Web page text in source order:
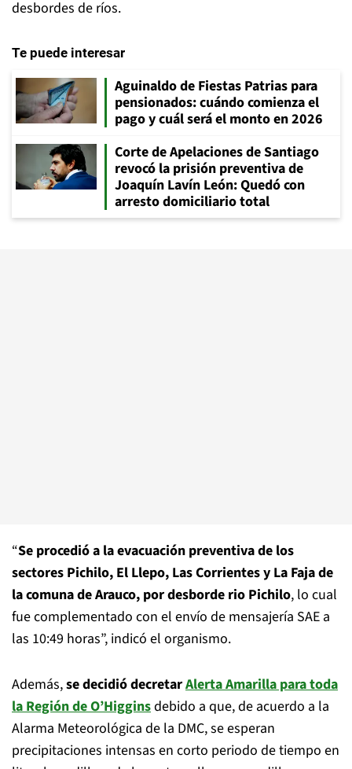
desbordes de ríos.
Te puede interesar
Aguinaldo de Fiestas Patrias para
pensionados: cuándo comienza el
pago y cuál será el monto en 2026
Corte de Apelaciones de Santiago
revocó la prisión preventiva de
Joaquín Lavín León: Quedó con
arresto domiciliario total
“Se procedió a la evacuación preventiva de los
sectores Pichilo, El Llepo, Las Corrientes y La Faja de
la comuna de Arauco, por desborde rio Pichilo, lo cual
fue complementado con el envío de mensajería SAE a
las 10:49 horas”, indicó el organismo.
Además,se decidió decretarAlerta Amarilla para toda
la Región de O’Higginsdebido a que, de acuerdo a la
Alarma Meteorológica de la DMC, se esperan
precipitaciones intensas en corto periodo de tiempo en